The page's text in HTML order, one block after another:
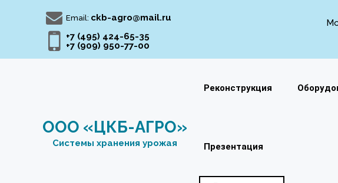
содержимому
Email: ckb-agro@mail.ru
+7 (495) 424-65-35
+7 (909) 950-77-00
ООО «ЦКБ-АГРО»
Системы хранения урожая
Реконструкция
Презентация